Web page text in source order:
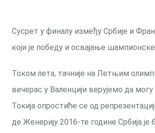
Сусрет у финалу између Србије и
који је победу и освајање
Током лета, тачније на Летњим
вечерас у Валенцији верујемо да
Токија опростиће се од
де Женерију 2016-те године Србија